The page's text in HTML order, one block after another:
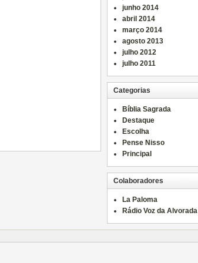
junho 2014
abril 2014
março 2014
agosto 2013
julho 2012
julho 2011
Categorias
Bíblia Sagrada
Destaque
Escolha
Pense Nisso
Principal
Colaboradores
La Paloma
Rádio Voz da Alvorada